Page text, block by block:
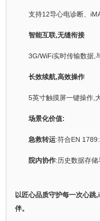
支持12导心电诊断、
智能互联,无缝衔接
3G/WiFi实时传输数据,
长效续航,高效操作
5英寸触摸屏一键操作,
场景化价值:
急救转运:符合EN
院内协作:历史数据存储
以匠心品质守护每一次心
伴。